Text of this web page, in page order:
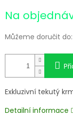
Na
Můžeme doručit do:
Exkluzivní tekutý
Detailní informace